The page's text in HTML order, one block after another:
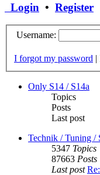
Login • Register
Username:
I forgot my password |
Only S14 / S14a
Topics
Posts
Last post
Technik / Tuning /
5347 Topics
87663 Posts
Last post